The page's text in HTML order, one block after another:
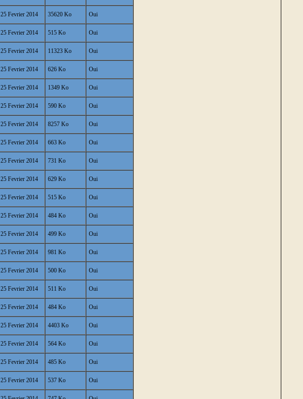
25 Fevrier 2014 35620 Ko Oui
25 Fevrier 2014 515 Ko Oui
25 Fevrier 2014 11323 Ko Oui
25 Fevrier 2014 626 Ko Oui
25 Fevrier 2014 1349 Ko Oui
25 Fevrier 2014 590 Ko Oui
25 Fevrier 2014 8257 Ko Oui
25 Fevrier 2014 663 Ko Oui
25 Fevrier 2014 731 Ko Oui
25 Fevrier 2014 629 Ko Oui
25 Fevrier 2014 515 Ko Oui
25 Fevrier 2014 484 Ko Oui
25 Fevrier 2014 499 Ko Oui
25 Fevrier 2014 981 Ko Oui
25 Fevrier 2014 500 Ko Oui
25 Fevrier 2014 511 Ko Oui
25 Fevrier 2014 484 Ko Oui
25 Fevrier 2014 4403 Ko Oui
25 Fevrier 2014 564 Ko Oui
25 Fevrier 2014 485 Ko Oui
25 Fevrier 2014 537 Ko Oui